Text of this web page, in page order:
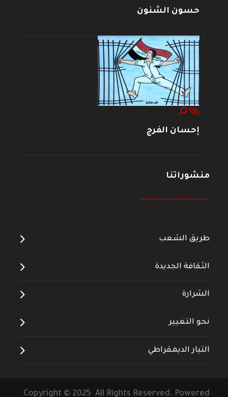
حسون الشنون
إحسان الفرج
منشوراتنا
--------------------
طريق الشعب
الثقافة الجديدة
الشرارة
نحو التغيير
التيار الديمقراطي
Copyright © 2025 All Rights Reserved. Powered